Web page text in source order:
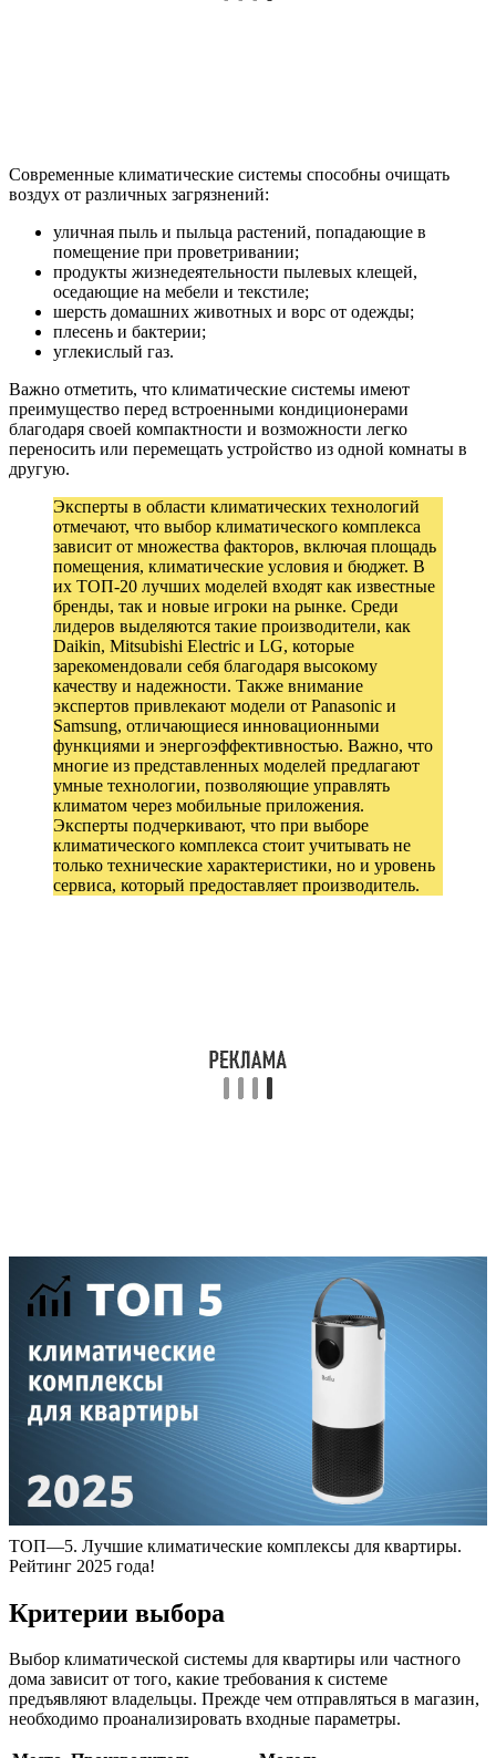
Современные климатические системы способны очищать
воздух от различных загрязнений:
уличная пыль и пыльца растений, попадающие в
помещение при проветривании;
продукты жизнедеятельности пылевых клещей,
оседающие на мебели и текстиле;
шерсть домашних животных и ворс от одежды;
плесень и бактерии;
углекислый газ.
Важно отметить, что климатические системы имеют
преимущество перед встроенными кондиционерами
благодаря своей компактности и возможности легко
переносить или перемещать устройство из одной комнаты в
другую.
Эксперты в области климатических технологий
отмечают, что выбор климатического комплекса
зависит от множества факторов, включая площадь
помещения, климатические условия и бюджет. В
их ТОП-20 лучших моделей входят как известные
бренды, так и новые игроки на рынке. Среди
лидеров выделяются такие производители, как
Daikin, Mitsubishi Electric и LG, которые
зарекомендовали себя благодаря высокому
качеству и надежности. Также внимание
экспертов привлекают модели от Panasonic и
Samsung, отличающиеся инновационными
функциями и энергоэффективностью. Важно, что
многие из представленных моделей предлагают
умные технологии, позволяющие управлять
климатом через мобильные приложения.
Эксперты подчеркивают, что при выборе
климатического комплекса стоит учитывать не
только технические характеристики, но и уровень
сервиса, который предоставляет производитель.
ТОП—5. Лучшие климатические комплексы для квартиры.
Рейтинг 2025 года!
Критерии выбора
Выбор климатической системы для квартиры или частного
дома зависит от того, какие требования к системе
предъявляют владельцы. Прежде чем отправляться в магазин,
необходимо проанализировать входные параметры.